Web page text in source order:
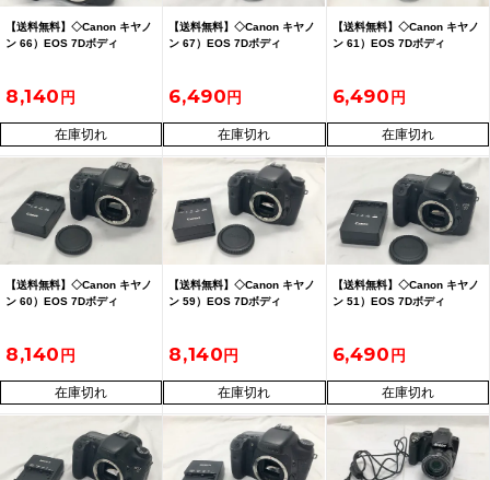
【送料無料】◇Canon キヤノ
ン 66）EOS 7Dボディ
8,140
在庫切れ
【送料無料】◇Canon キヤノ
ン 67）EOS 7Dボディ
6,490
在庫切れ
【送料無料】◇Canon キヤノ
ン 61）EOS 7Dボディ
6,490
在庫切れ
【送料無料】◇Canon キヤノ
ン 60）EOS 7Dボディ
8,140
在庫切れ
【送料無料】◇Canon キヤノ
ン 59）EOS 7Dボディ
8,140
在庫切れ
【送料無料】◇Canon キヤノ
ン 51）EOS 7Dボディ
6,490
在庫切れ